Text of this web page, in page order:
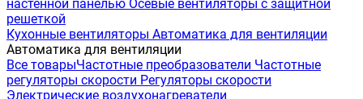
настенной панелью Осевые вентиляторы с защитной
решеткой
Кухонные вентиляторы Автоматика для вентиляции
Автоматика для вентиляции
Все товарыЧастотные преобразователи Частотные
регуляторы скорости Регуляторы скорости
Электрические воздухонагреватели